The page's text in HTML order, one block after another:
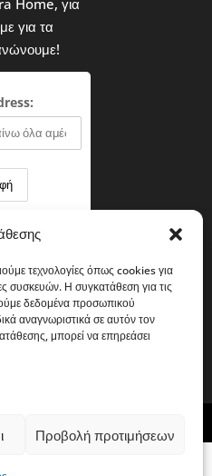
τεχνολογίες όπως cookies για
Η συγκατάθεση για τις
δεδομένα προσωπικού
αναγνωριστικά σε αυτόν τον
μπορεί να επηρεάσει
Προβολή προτιμήσεων
Home, για
για τα